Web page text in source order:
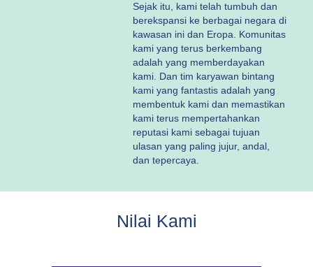
Sejak itu, kami telah tumbuh dan
berekspansi ke berbagai negara di
kawasan ini dan Eropa. Komunitas
kami yang terus berkembang
adalah yang memberdayakan
kami. Dan tim karyawan bintang
kami yang fantastis adalah yang
membentuk kami dan memastikan
kami terus mempertahankan
reputasi kami sebagai tujuan
ulasan yang paling jujur, andal,
dan tepercaya.
Nilai Kami